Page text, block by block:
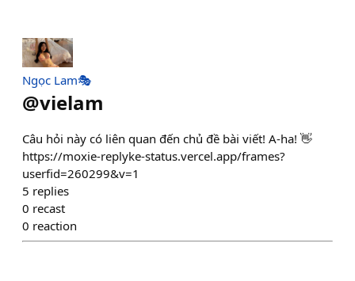
Ngọc Lam🎭
@vielam
Câu hỏi này có liên quan đến chủ đề bài viết! A-ha! 👋
https://moxie-replyke-status.vercel.app/frames?
userfid=260299&v=1
5 replies
0 recast
0 reaction